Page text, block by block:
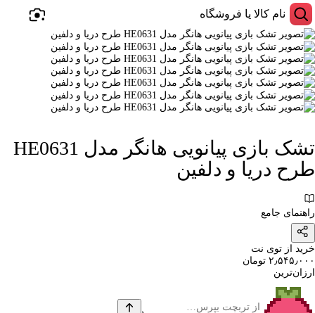
تشک بازی پیانویی هانگر مدل HE0631
طرح دریا و دلفین
راهنمای جامع
خرید از توی نت
۲٫۵۴۵٫۰۰۰ تومان
ارزان‌ترین